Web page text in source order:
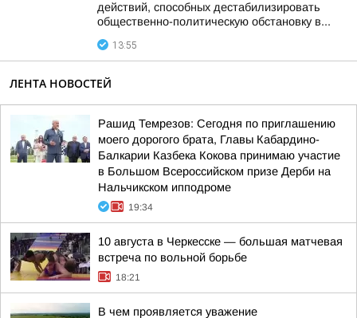
действий, способных дестабилизировать
общественно-политическую обстановку в...
13:55
ЛЕНТА НОВОСТЕЙ
Рашид Темрезов: Сегодня по приглашению
моего дорогого брата, Главы Кабардино-
Балкарии Казбека Кокова принимаю участие
в Большом Всероссийском призе Дерби на
Нальчикском ипподроме
19:34
10 августа в Черкесске — большая матчевая
встреча по вольной борьбе
18:21
В чем проявляется уважение